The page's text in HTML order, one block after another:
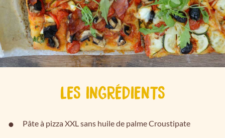
LES INGRÉDIENTS
Pâte à pizza XXL sans huile de palme Croustipate